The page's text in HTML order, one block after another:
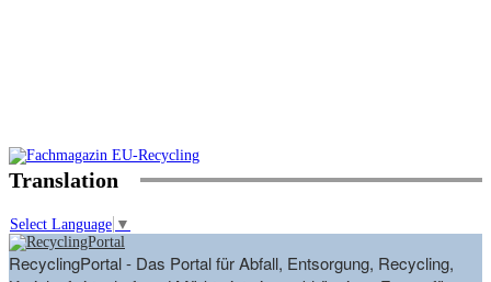
Translation
Select Language ▼
RecyclingPortal - Das Portal für Abfall, Entsorgung, Recycling,